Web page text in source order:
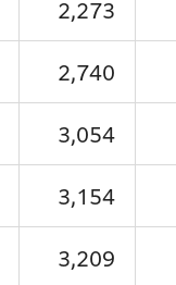
2,273
2,740
3,054
3,154
3,209